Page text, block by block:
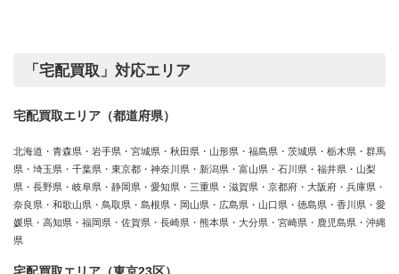
「宅配買取」対応エリア
宅配買取エリア（都道府県）
北海道・青森県・岩手県・宮城県・秋田県・山形県・福島県・茨城県・栃木県・群馬
県・埼玉県・千葉県・東京都・神奈川県・新潟県・富山県・石川県・福井県・山梨
県・長野県・岐阜県・静岡県・愛知県・三重県・滋賀県・京都府・大阪府・兵庫県・
奈良県・和歌山県・鳥取県・島根県・岡山県・広島県・山口県・徳島県・香川県・愛
媛県・高知県・福岡県・佐賀県・長崎県・熊本県・大分県・宮崎県・鹿児島県・沖縄
県